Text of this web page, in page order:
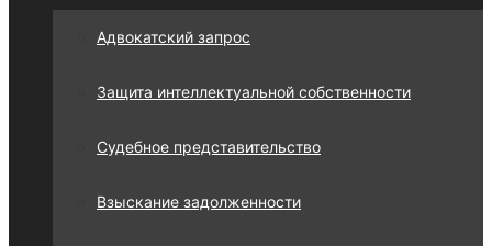
Адвокатский запрос
Защита интеллектуальной собственности
Судебное представительство
Взыскание задолженности